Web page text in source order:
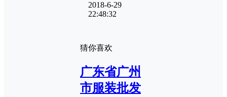
2018-6-29
22:48:32
猜你喜欢
广东省广州
市服装批发